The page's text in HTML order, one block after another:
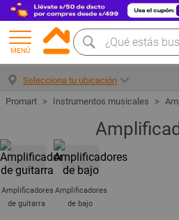
MENÚ
Selecciona tu ubicación
Instrumentos musicales
Amplificadores
de guitarra
Amplificadores
de bajo